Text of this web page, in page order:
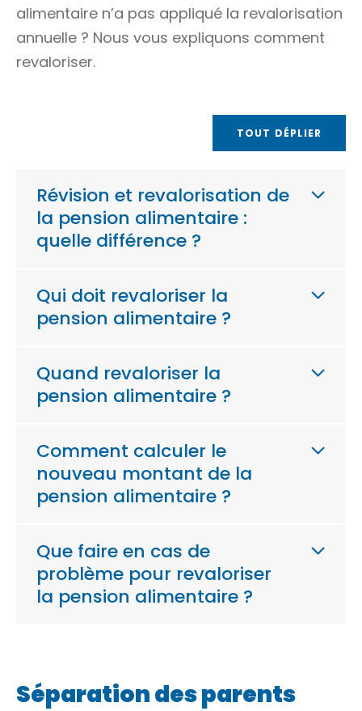
alimentaire n’a pas appliqué la revalorisation
annuelle ? Nous vous expliquons comment
revaloriser.
TOUT DÉPLIER
Révision et revalorisation de
la pension alimentaire :
quelle différence ?
Qui doit revaloriser la
pension alimentaire ?
Quand revaloriser la
pension alimentaire ?
Comment calculer le
nouveau montant de la
pension alimentaire ?
Que faire en cas de
problème pour revaloriser
la pension alimentaire ?
Séparation des parents